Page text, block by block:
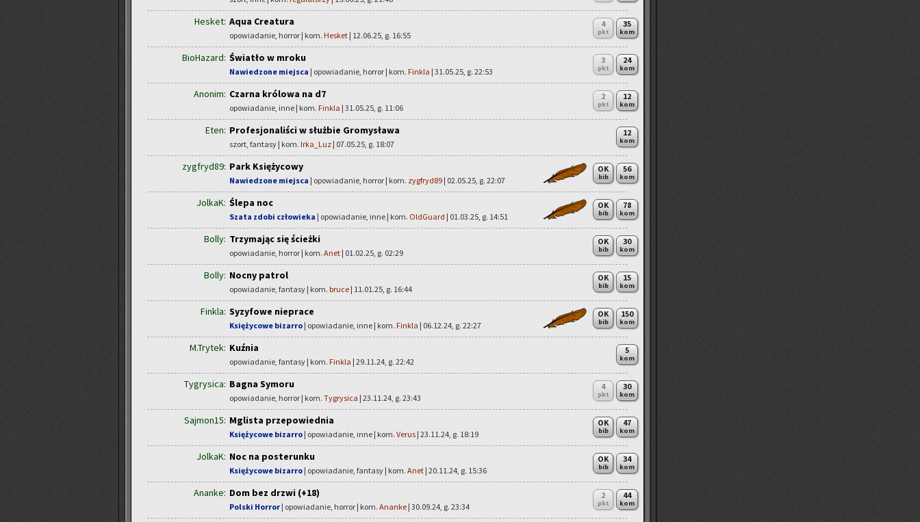
Hesket: Aqua Creatura
opowiadanie, horror | kom. Hesket | 12.06.25, g. 16:55
35
kom
4
pkt
BioHazard: Światło w mroku
Nawiedzone miejsca | opowiadanie, horror | kom. Finkla | 31.05.25, g. 22:53
24
kom
3
pkt
Anonim: Czarna królowa na d7
opowiadanie, inne | kom. Finkla | 31.05.25, g. 11:06
12
kom
2
pkt
Eten: Profesjonaliści w służbie Gromysława
szort, fantasy | kom. Irka_Luz | 07.05.25, g. 18:07
12
kom
zygfryd89: Park Księżycowy
Nawiedzone miejsca | opowiadanie, horror | kom. zygfryd89 | 02.05.25, g. 22:07
56
kom
OK
bib
JolkaK: Ślepa noc
Szata zdobi człowieka | opowiadanie, inne | kom. OldGuard | 01.03.25, g. 14:51
78
kom
OK
bib
Bolly: Trzymając się ścieżki
opowiadanie, horror | kom. Anet | 01.02.25, g. 02:29
30
kom
OK
bib
Bolly: Nocny patrol
opowiadanie, fantasy | kom. bruce | 11.01.25, g. 16:44
15
kom
OK
bib
Finkla: Syzyfowe nieprace
Księżycowe bizarro | opowiadanie, inne | kom. Finkla | 06.12.24, g. 22:27
150
kom
OK
bib
M.Trytek: Kuźnia
opowiadanie, fantasy | kom. Finkla | 29.11.24, g. 22:42
5
kom
Tygrysica: Bagna Symoru
opowiadanie, horror | kom. Tygrysica | 23.11.24, g. 23:43
30
kom
4
pkt
Sajmon15: Mglista przepowiednia
Księżycowe bizarro | opowiadanie, inne | kom. Verus | 23.11.24, g. 18:19
47
kom
OK
bib
JolkaK: Noc na posterunku
Księżycowe bizarro | opowiadanie, fantasy | kom. Anet | 20.11.24, g. 15:36
34
kom
OK
bib
Ananke: Dom bez drzwi (+18)
Polski Horror | opowiadanie, horror | kom. Ananke | 30.09.24, g. 23:34
44
kom
2
pkt